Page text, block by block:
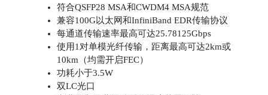
符合QSFP28 MSA和CWDM4 MSA规范
兼容100G以太网和InfiniBand EDR传输协议
每通道传输速率最高可达25.78125Gbps
使用1对单模光纤传输，距离最高可达2km或
10km（均需开启FEC）
功耗小于3.5W
双LC光口